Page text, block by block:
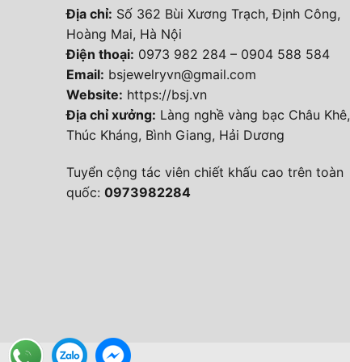
Địa chỉ: Số 362 Bùi Xương Trạch, Định Công,
Hoàng Mai, Hà Nội
Điện thoại: 0973 982 284 – 0904 588 584
Email: bsjewelryvn@gmail.com
Website: https://bsj.vn
Địa chỉ xưởng: Làng nghề vàng bạc Châu Khê,
Thúc Kháng, Bình Giang, Hải Dương
Tuyển cộng tác viên chiết khấu cao trên toàn
quốc: 0973982284